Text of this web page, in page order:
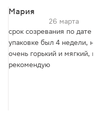
Мария
26 марта
срок созревания по дате на
упаковке был 4 недели, но
очень горький и мягкий, не
рекомендую